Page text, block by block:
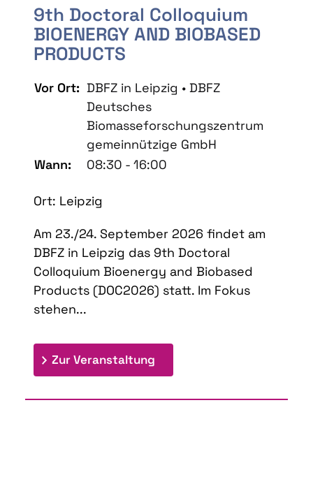
9th Doctoral Colloquium
BIOENERGY AND BIOBASED
PRODUCTS
Vor Ort: DBFZ in Leipzig • DBFZ
Deutsches
Biomasseforschungszentrum
gemeinnützige GmbH
Wann:
08:30 - 16:00
Ort: Leipzig
Am 23./24. September 2026 findet am
DBFZ in Leipzig das 9th Doctoral
Colloquium Bioenergy and Biobased
Products (DOC2026) statt. Im Fokus
stehen...
Zur Veranstaltung